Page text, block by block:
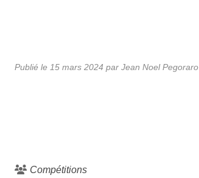
Publié le 15 mars 2024 par Jean Noel Pegoraro
Compétitions